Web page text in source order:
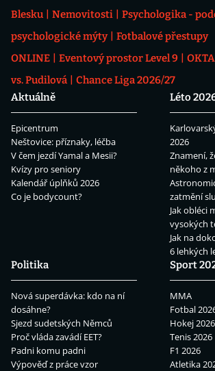
Blesku
Nemovitosti
Psychologika -
psychologické mýty
Fotbalové přestupy
ONLINE
Eventový prostor Level 9
vs. Pudilová
Chance Liga 2026/27
Aktuálně
Epicentrum
Neštovice: příznaky, léčba
V čem jezdí Yamal a Mesii?
Kvízy pro seniory
Kalendář úplňků 2026
Co je bodycount?
Léto
2026
Znamení,
někoho z
zatmění
Jak obléci
vysokých
Jak na
6 lehkých
Politika
Nová superdávka: kdo na ní
dosáhne?
Sjezd sudetských Němců
Proč vláda zavádí EET?
Padni komu padni
Výpověď z práce vzor
Sport
MMA
Fotbal
Hokej 2026
Tenis 2026
F1 2026
Atletika